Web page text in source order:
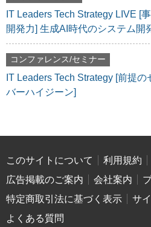
IT Leaders Tech Strategy LIVE [
開発力] 生成AI時代のシステム開
コンファレンス/セミナー
IT Leaders Tech Strategy [前提
バーハイジーン]
このサイトについて 利用規約
広告掲載のご案内
会社案内
特定商取引法に基づく表示
サ
よくある質問